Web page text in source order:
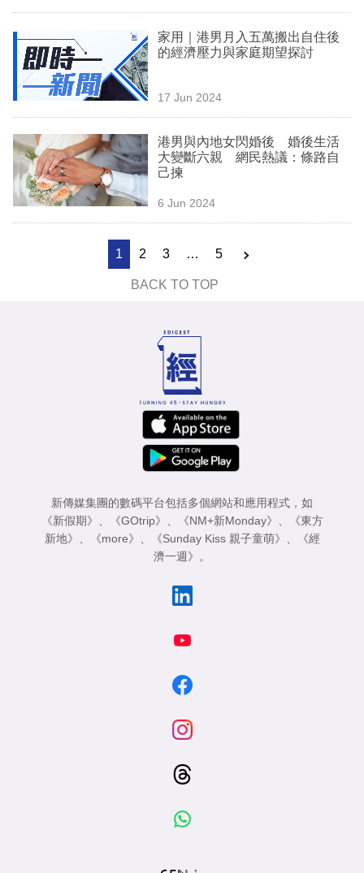
家用｜港男月入五萬搬出自住後
的經濟壓力與家庭期望探討
17 Jun 2024
港男與內地女閃婚後 婚後生活
大變斷六親 網民熱議：條路自
己揀
6 Jun 2024
1 2 3 … 5
BACK TO TOP
新傳媒集團的數碼平台包括多個網站和應用程式，如
《新假期》 、 《GOtrip》 、 《NM+新Monday》 、
《東方
新地》 、 《more》 、 《Sunday Kiss 親子童萌》 、
《經
濟一週》 。